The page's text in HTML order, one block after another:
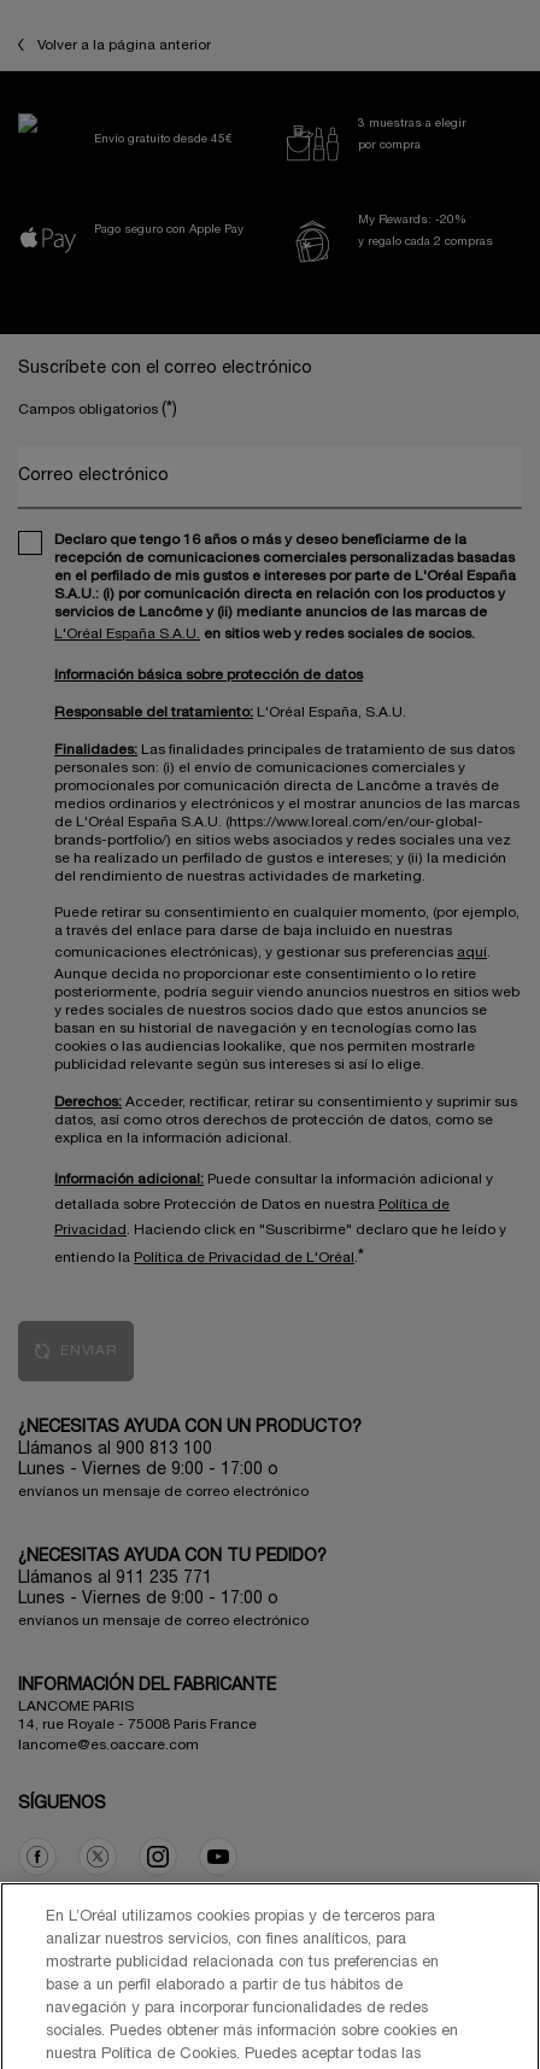
Volver a la página anterior
Envío gratuito desde 45€
3 muestras a elegir
por compra
Pago seguro con Apple Pay
My Rewards: -20%
y regalo cada 2 compras
Suscríbete con el correo electrónico
Campos obligatorios (*)
Correo electrónico
Declaro que tengo 16 años o más y deseo beneficiarme de la
recepción de comunicaciones comerciales personalizadas basadas
en el perfilado de mis gustos e intereses por parte de L'Oréal España
S.A.U.: (i) por comunicación directa en relación con los productos y
servicios de Lancôme y (ii) mediante anuncios de las marcas de
L'Oréal España S.A.U.
en sitios web y redes sociales de socios.
Información básica sobre protección de datos
Responsable del tratamiento: L'Oréal España, S.A.U.
Finalidades: Las finalidades principales de tratamiento de sus datos
personales son: (i) el envío de comunicaciones comerciales y
promocionales por comunicación directa de Lancôme a través de
medios ordinarios y electrónicos y el mostrar anuncios de las marcas
de L'Oréal España S.A.U. (https://www.loreal.com/en/our-global-
brands-portfolio/) en sitios webs asociados y redes sociales una vez
se ha realizado un perfilado de gustos e intereses; y (ii) la medición
del rendimiento de nuestras actividades de marketing.
Puede retirar su consentimiento en cualquier momento, (por ejemplo,
a través del enlace para darse de baja incluido en nuestras
comunicaciones electrónicas), y gestionar sus preferencias aquí
Aunque decida no proporcionar este consentimiento o lo retire
posteriormente, podría seguir viendo anuncios nuestros en sitios web
y redes sociales de nuestros socios dado que estos anuncios se
basan en su historial de navegación y en tecnologías como las
cookies o las audiencias lookalike, que nos permiten mostrarle
publicidad relevante según sus intereses si así lo elige.
Derechos: Acceder, rectificar, retirar su consentimiento y suprimir sus
datos, así como otros derechos de protección de datos, como se
explica en la información adicional.
Información adicional: Puede consultar la información adicional y
detallada sobre Protección de Datos en nuestra Política de
Privacidad
. Haciendo click en "Suscribirme" declaro que he leído y
entiendo la Política de Privacidad de L'Oréal *
ENVIAR
¿NECESITAS AYUDA CON UN PRODUCTO?
Llámanos al 900 813 100
Lunes - Viernes de 9:00 - 17:00 o
envíanos un mensaje de correo electrónico
¿NECESITAS AYUDA CON TU PEDIDO?
Llámanos al 911 235 771
Lunes - Viernes de 9:00 - 17:00 o
envíanos un mensaje de correo electrónico
INFORMACIÓN DEL FABRICANTE
LANCOME PARIS
14, rue Royale - 75008 Paris France
lancome@es.oaccare.com
SÍGUENOS
Opción de compra
€ - ES (ES)
En L’Oréal utilizamos cookies propias y de terceros para
analizar nuestros servicios, con fines analíticos, para
mostrarte publicidad relacionada con tus preferencias en
base a un perfil elaborado a partir de tus hábitos de
navegación y para incorporar funcionalidades de redes
sociales. Puedes obtener más información sobre cookies en
nuestra Política de Cookies. Puedes aceptar todas las